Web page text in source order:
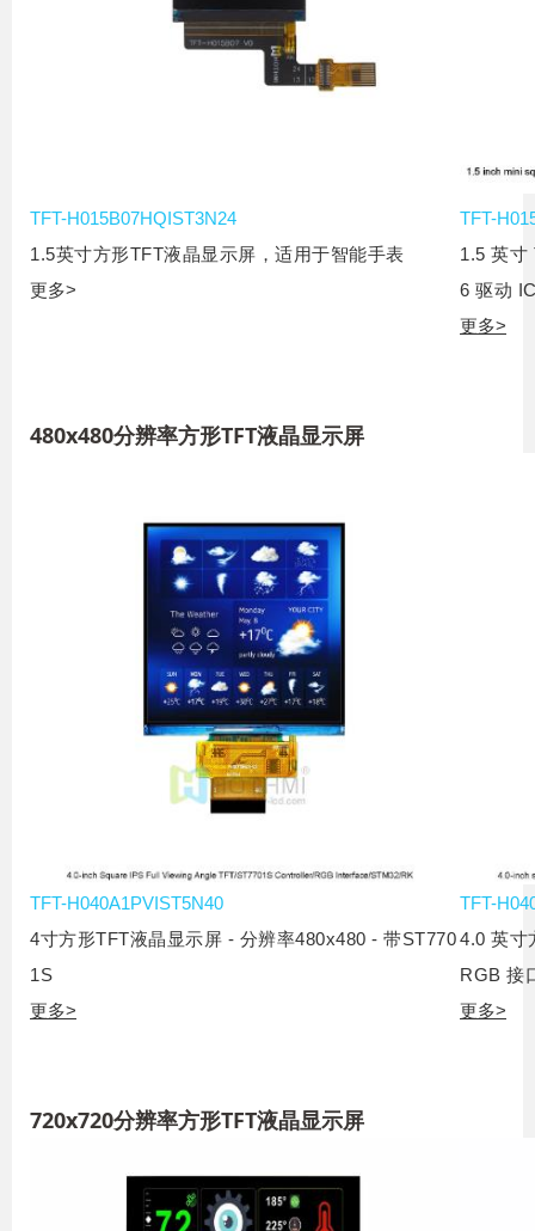
TFT-H015B07HQIST3N24
1.5英寸方形TFT液晶显示屏，适用于智能手表
更多>
TFT-
1.5 英寸
6 驱动
更多>
480x480分辨率方形TFT液晶显示屏
TFT-H040A1PVIST5N40
4寸方形TFT液晶显示屏 - 分辨率480x480 - 带ST770
1S
更多>
TFT-
4.0 英寸
RGB 接
更多>
720x720分辨率方形TFT液晶显示屏